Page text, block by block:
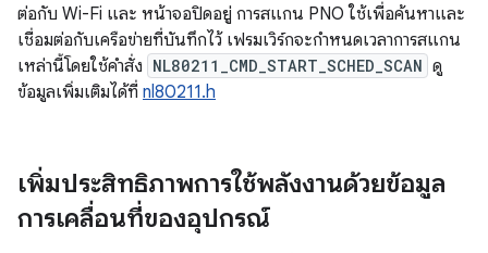
ต่อกับ Wi-Fi และ หน้าจอปิดอยู่ การสแกน PNO ใช้เพื่อค้นหาและ
เชื่อมต่อกับเครือข่ายที่บันทึกไว้ เฟรมเวิร์กจะกำหนดเวลาการสแกน
เหล่านี้โดยใช้คำสั่ง NL80211_CMD_START_SCHED_SCAN ดู
ข้อมูลเพิ่มเติมได้ที่ nl80211.h
เพิ่มประสิทธิภาพการใช้พลังงานด้วยข้อมูล
การเคลื่อนที่ของอุปกรณ์